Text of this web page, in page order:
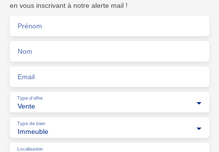
en vous inscrivant à notre alerte mail !
Prénom
Nom
Email
Vente
Type d'offre
Immeuble
Type de bien
Localisation